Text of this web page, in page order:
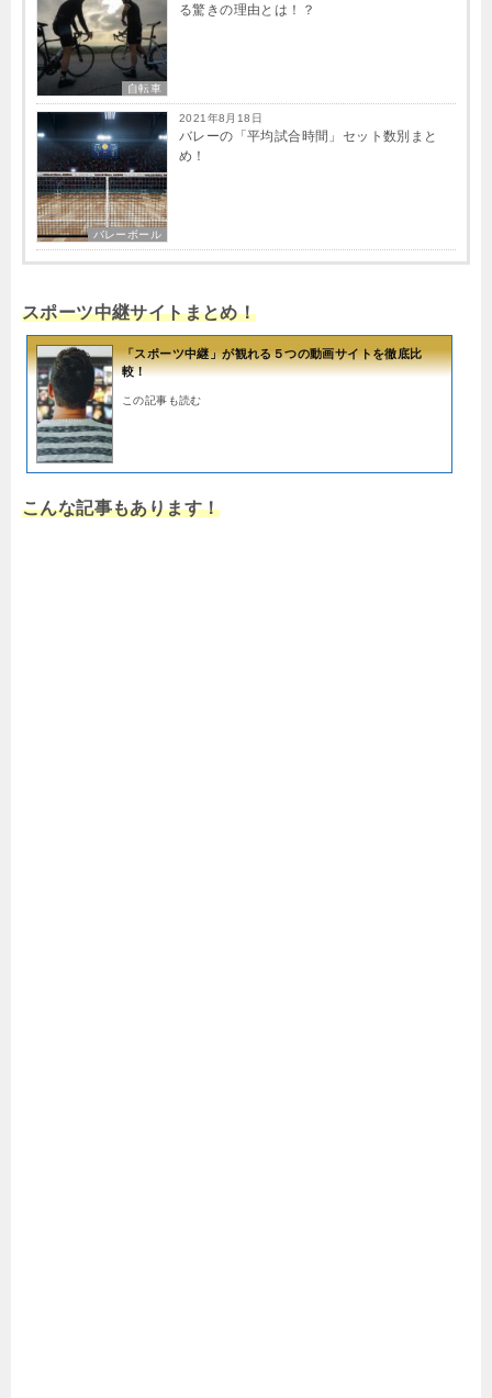
自転車
る驚きの理由とは！？
バレーボール
2021年8月18日
バレーの「平均試合時間」セット数別まと
め！
スポーツ中継サイトまとめ！
「スポーツ中継」が観れる５つの動画サイトを徹底比
較！
この記事も読む
こんな記事もあります！